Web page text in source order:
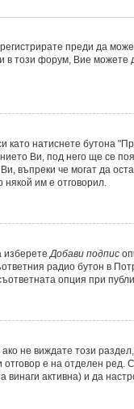
преди да
в този форум, Вие можете
като натиснете бутона
Ви, под него ще се
въпреки че могат да
им е отговорил.
изберете Добави подпис
радио бутон в
опция при
не виждате този
отговор е на отделен
винаги активна) и да